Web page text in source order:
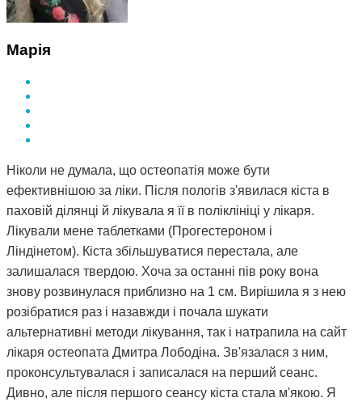
Марія
Ніколи не думала, що остеопатія може бути
ефективнішою за ліки. Після пологів з'явилася кіста в
паховій ділянці й лікувала я її в поліклініці у лікаря.
Лікували мене таблетками (Прогестероном і
Ліндінетом). Кіста збільшуватися перестала, але
залишалася твердою. Хоча за останні пів року вона
знову розвинулася приблизно на 1 см. Вирішила я з нею
розібратися раз і назавжди і почала шукати
альтернативні методи лікування, так і натрапила на сайт
лікаря остеопата Дмитра Лободіна. Зв'язалася з ним,
проконсультувалася і записалася на перший сеанс.
Дивно, але після першого сеансу кіста стала м'якою. Я